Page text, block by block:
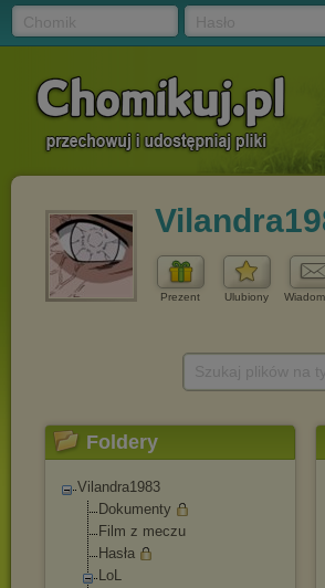
Prezent Ulubiony
Foldery
Vilandra1983
Dokumenty
Film z meczu
Hasła
LoL